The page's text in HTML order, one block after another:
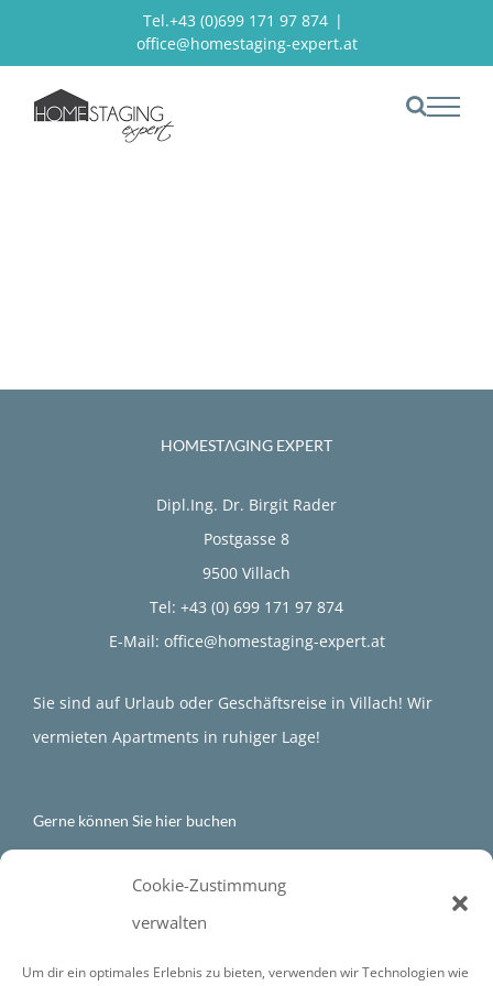
Cookie-Zustimmung
verwalten
Um dir ein optimales Erlebnis zu bieten, verwenden wir Technologien wie
springen
Tel.+43 (0)699 171 97 874 |
office@homestaging-expert.at
Sie befinden sich hier:
HOMESTΛGING EXPERT
Dipl.Ing. Dr. Birgit Rader
Postgasse 8
9500 Villach
Tel: +43 (0) 699 171 97 874
E-Mail: office@homestaging-expert.at
Sie sind auf Urlaub oder Geschäftsreise in Villach! Wir
vermieten Apartments in ruhiger Lage!
Gerne können Sie hier buchen
Gästehaus Alpenblick-Villach